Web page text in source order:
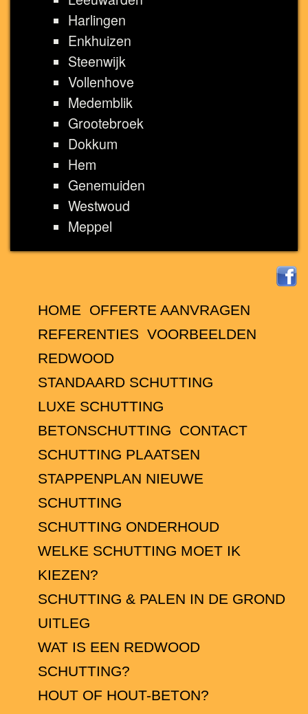
Harlingen
Enkhuizen
Steenwijk
Vollenhove
Medemblik
Grootebroek
Dokkum
Hem
Genemuiden
Westwoud
Meppel
HOME
OFFERTE AANVRAGEN
REFERENTIES VOORBEELDEN
REDWOOD
STANDAARD SCHUTTING
LUXE SCHUTTING
BETONSCHUTTING
CONTACT
SCHUTTING PLAATSEN
STAPPENPLAN NIEUWE
SCHUTTING
SCHUTTING ONDERHOUD
WELKE SCHUTTING MOET IK
KIEZEN?
SCHUTTING & PALEN IN DE GROND
UITLEG
WAT IS EEN REDWOOD
SCHUTTING?
HOUT OF HOUT-BETON?